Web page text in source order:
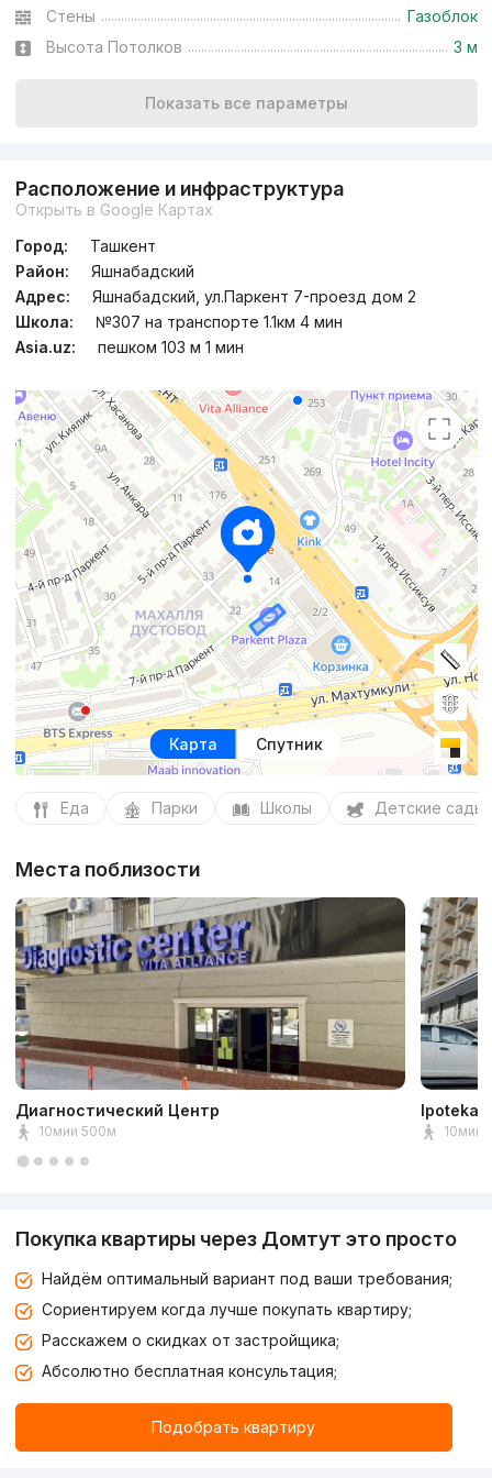
Сдан
3к квартира, 110 м²
Стены
Газоблок
Высота Потолков
3 м
Показать все параметры
Расположение и инфраструктура
Открыть в Google Картах
Город:
Ташкент
Район:
Яшнабадский
Адрес:
Яшнабадский, ул.Паркент 7-проезд дом 2
Школа:
№307 на транспорте 1.1км 4 мин
Asia.uz:
пешком 103 м 1 мин
Карта Спутник
Еда Парки Школы Детские сады
Места поблизости
Диагностический Центр
10мии 500м
Ipoteka
10мин
Покупка квартиры через Домтут это просто
Найдём оптимальный вариант под ваши требования;
Сориентируем когда лучше покупать квартиру;
Расскажем о скидках от застройщика;
Абсолютно бесплатная консультация;
Подобрать квартиру